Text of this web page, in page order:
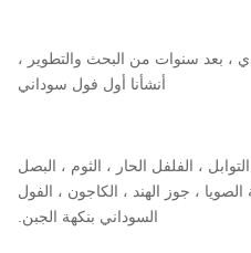
، بعد سنوات من البحث والتطوير ،
أنشأنا أول فول سوداني
، الفلفل الحار ، الثوم ، البصل
، جوز الهند ، الكاجون ، الفول
السوداني بنكهة الجبن.